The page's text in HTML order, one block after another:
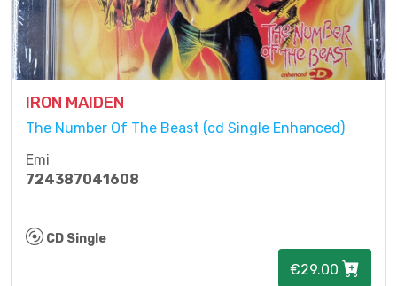
IRON MAIDEN
The Number Of The Beast (cd Single Enhanced)
Emi
724387041608
CD Single
€29.00